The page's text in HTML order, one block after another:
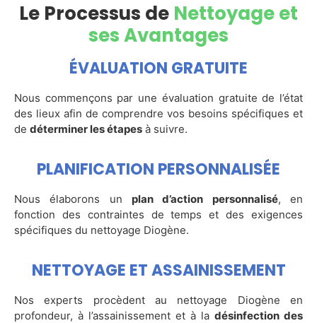
Le Processus de Nettoyage et
ses Avantages
ÉVALUATION GRATUITE
Nous commençons par une évaluation gratuite de l’état
des lieux afin de comprendre vos besoins spécifiques et
de déterminer les étapes à suivre.
PLANIFICATION PERSONNALISÉE
Nous élaborons un plan d’action personnalisé, en
fonction des contraintes de temps et des exigences
spécifiques du nettoyage Diogène.
NETTOYAGE ET ASSAINISSEMENT
Nos experts procèdent au nettoyage Diogène en
profondeur, à l’assainissement et à la désinfection des